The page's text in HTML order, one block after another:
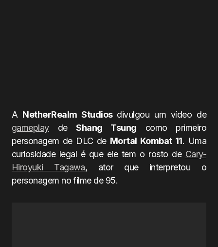
A NetherRealm Studios divulgou um vídeo de
gameplaydeShang Tsung como primeiro
personagem de DLC de Mortal Kombat 11. Uma
curiosidade legal é que ele tem o rosto de Cary-
Hiroyuki Tagawa, ator que interpretou o
personagem no filme de 95.